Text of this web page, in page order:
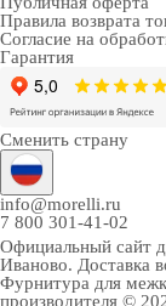
Правила возврата
Согласие на
Гарантия
Сменить страну
info@morelli.ru
7 800 301-41-02
Официальный сайт
Иваново. Доставка
Фурнитура для
производителя ©